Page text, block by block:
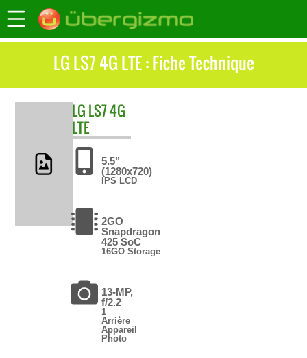
LG LS7 4G LTE : Fiche Technique
LG LS7 4G
LTE
5.5"
(1280x720)
IPS LCD
2GO
Snapdragon
425 SoC
16GO Storage
13-MP,
f/2.2
1
Arrière
Appareil
Photo